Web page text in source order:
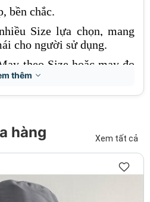
bền chắc.
Size lựa chọn, mang
cho người sử dụng.
theo Size hoặc may đo
hợp cho nhà hàng - khách
15 ngày.
ty May đồng phục Việt An
hàng từ 30 bộ trở lên
thêm
hàng Xem tất cả